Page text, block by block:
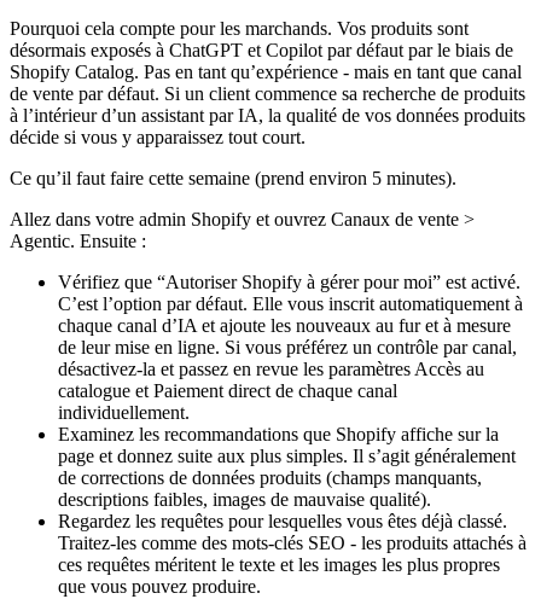
Pourquoi cela compte pour les marchands. Vos produits sont
désormais exposés à ChatGPT et Copilot par défaut par le biais de
Shopify Catalog. Pas en tant qu’expérience - mais en tant que canal
de vente par défaut. Si un client commence sa recherche de produits
à l’intérieur d’un assistant par IA, la qualité de vos données produits
décide si vous y apparaissez tout court.
Ce qu’il faut faire cette semaine (prend environ 5 minutes).
Allez dans votre admin Shopify et ouvrez Canaux de vente >
Agentic. Ensuite :
Vérifiez que “Autoriser Shopify à gérer pour moi” est activé.
C’est l’option par défaut. Elle vous inscrit automatiquement à
chaque canal d’IA et ajoute les nouveaux au fur et à mesure
de leur mise en ligne. Si vous préférez un contrôle par canal,
désactivez-la et passez en revue les paramètres Accès au
catalogue et Paiement direct de chaque canal
individuellement.
Examinez les recommandations que Shopify affiche sur la
page et donnez suite aux plus simples. Il s’agit généralement
de corrections de données produits (champs manquants,
descriptions faibles, images de mauvaise qualité).
Regardez les requêtes pour lesquelles vous êtes déjà classé.
Traitez-les comme des mots-clés SEO - les produits attachés à
ces requêtes méritent le texte et les images les plus propres
que vous pouvez produire.